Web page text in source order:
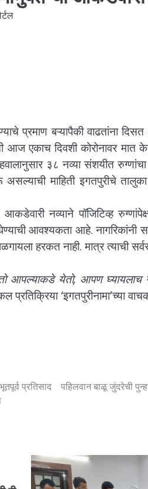
प्रमाण बऱ्यापैकी वाढतांना
एकाच दिवशी कोरोनावर मात
३८ नव्या संशयीत
असल्याची माहिती इगतपुरीचे
नव्याने पॉजिटिव्ह
आवश्यकता आहे. नागरिकांनी
हरकत नाही. मात्र त्याची
आपल्याकडे येतो, आपण घ्यायलाच
प्रतिक्रिया ‘इगतपुरीनामा’च्या
प्रतिसाद
पहिलवान बाळू जुंदरेची